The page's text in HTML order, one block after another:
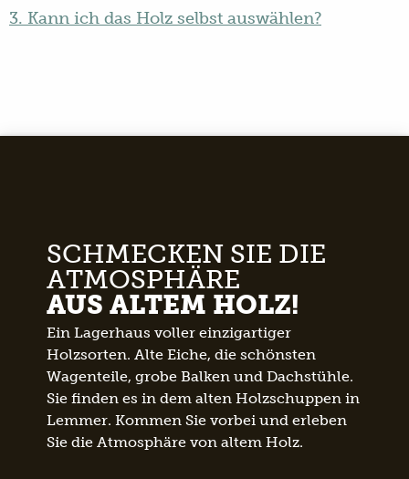
3. Kann ich das Holz selbst auswählen?
SCHMECKEN SIE DIE
ATMOSPHÄRE
AUS ALTEM HOLZ!
Ein Lagerhaus voller einzigartiger
Holzsorten. Alte Eiche, die schönsten
Wagenteile, grobe Balken und Dachstühle.
Sie finden es in dem alten Holzschuppen in
Lemmer. Kommen Sie vorbei und erleben
Sie die Atmosphäre von altem Holz.